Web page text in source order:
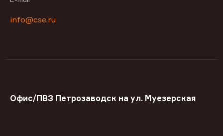
info@cse.ru
Офис/ПВЗ Петрозаводск на ул. Муезерская